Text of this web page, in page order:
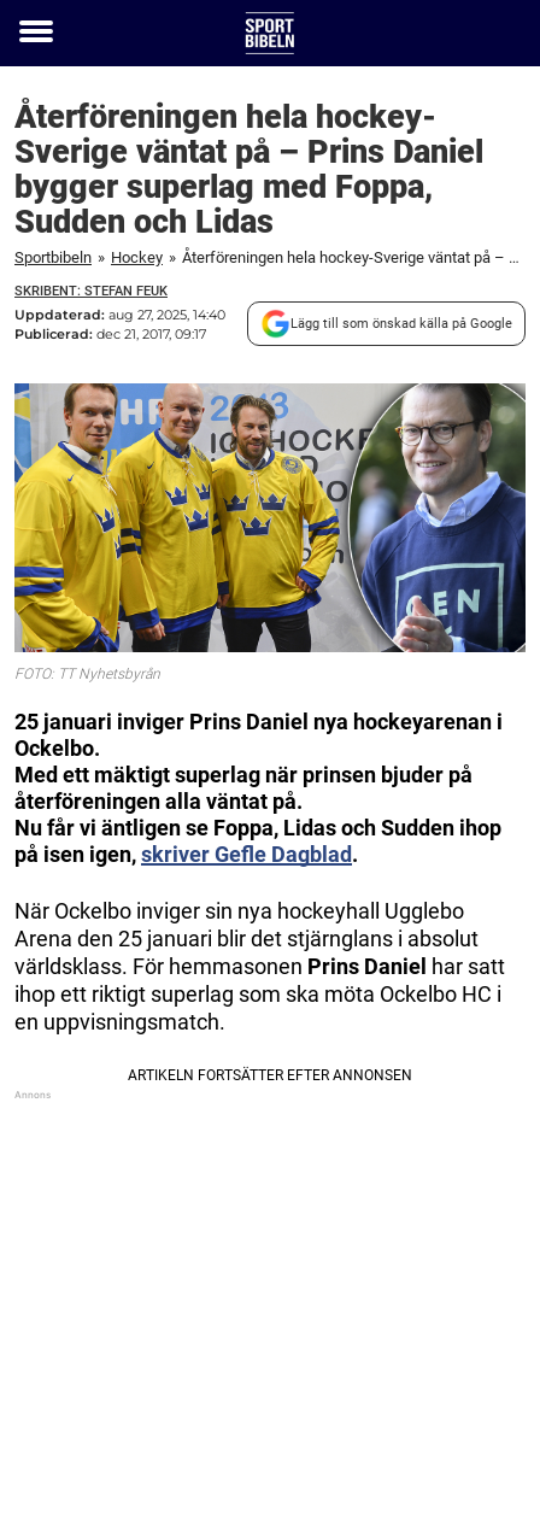
Toggle
Återföreningen hela hockey-
Sverige väntat på – Prins Daniel
bygger superlag med Foppa,
Sudden och Lidas
Sportbibeln » Hockey » Återföreningen hela hockey-Sverige väntat på – Prins Daniel bygger superlag med Foppa, Sudden och Lidas
SKRIBENT: STEFAN FEUK
Uppdaterad: aug 27, 2025, 14:40
Publicerad: dec 21, 2017, 09:17
Lägg till som önskad källa på Google
FOTO: TT Nyhetsbyrån
25 januari inviger Prins Daniel nya hockeyarenan i
Ockelbo.
Med ett mäktigt superlag när prinsen bjuder på
återföreningen alla väntat på.
Nu får vi äntligen se Foppa, Lidas och Sudden ihop
på isen igen,skriver Gefle Dagblad.
När Ockelbo inviger sin nya hockeyhall Ugglebo
Arena den 25 januari blir det stjärnglans i absolut
världsklass. För hemmasonen Prins Daniel har satt
ihop ett riktigt superlag som ska möta Ockelbo HC i
en uppvisningsmatch.